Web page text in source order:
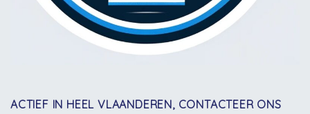
ACTIEF IN HEEL VLAANDEREN, CONTACTEER ONS